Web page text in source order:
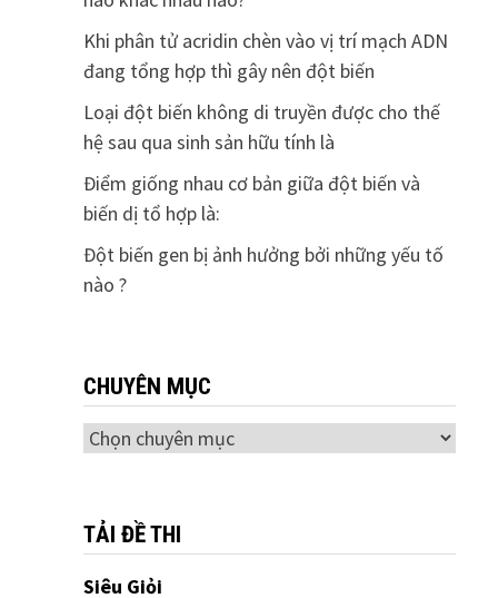
Khi phân tử acridin chèn vào vị trí mạch ADN
đang tổng hợp thì gây nên đột biến
Loại đột biến không di truyền được cho thế
hệ sau qua sinh sản hữu tính là
Điểm giống nhau cơ bản giữa đột biến và
biến dị tổ hợp là:
Đột biến gen bị ảnh hưởng bởi những yếu tố
nào ?
CHUYÊN MỤC
Chuyên
TẢI ĐỀ THI
Siêu Giỏi